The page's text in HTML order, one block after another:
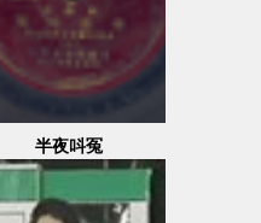
半夜呌冤